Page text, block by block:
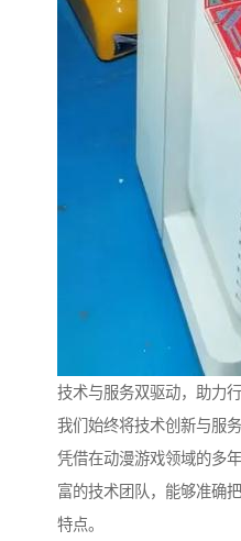
技术与服务双驱动，助力
我们始终将技术创新与服
凭借在动漫游戏领域的多
富的技术团队，能够准确
特点。